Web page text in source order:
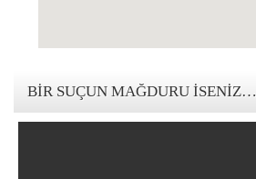
BIR SUÇUN MAĞDURU İSENIZ…